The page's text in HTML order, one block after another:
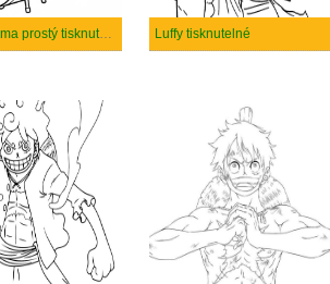
Luffy zdarma prostý tisknutelné Luffy tisknutelné